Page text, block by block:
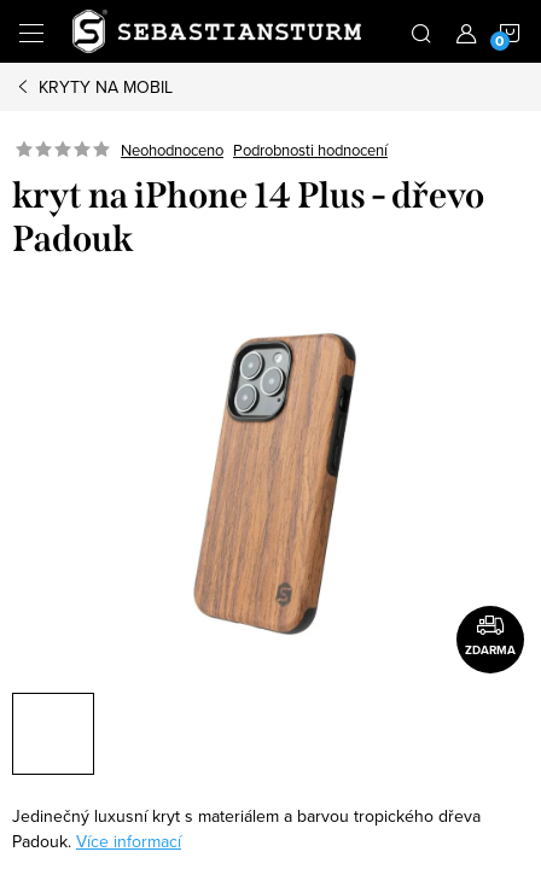
obsah
KRYTY NA MOBIL
Neohodnoceno Podrobnosti hodnocení
kryt na iPhone 14 Plus - dřevo
Padouk
ZDARMA
Jedinečný luxusní kryt s materiálem a barvou tropického dřeva
Padouk. Více informací